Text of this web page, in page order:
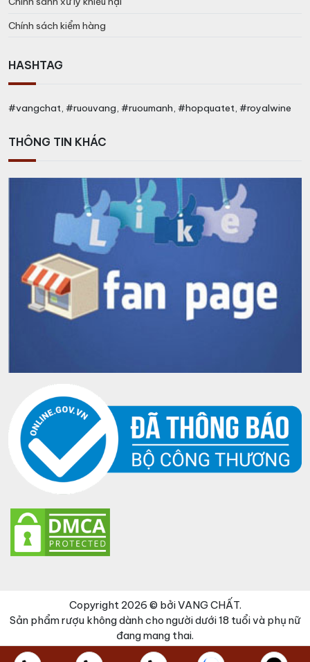
Chính sách kiểm hàng
HASHTAG
#vangchat, #ruouvang, #ruoumanh, #hopquatet, #royalwine
THÔNG TIN KHÁC
Copyright 2026 © bởi VANG CHẤT.
Sản phẩm rượu không dành cho người dưới 18 tuổi và phụ nữ
đang mang thai.